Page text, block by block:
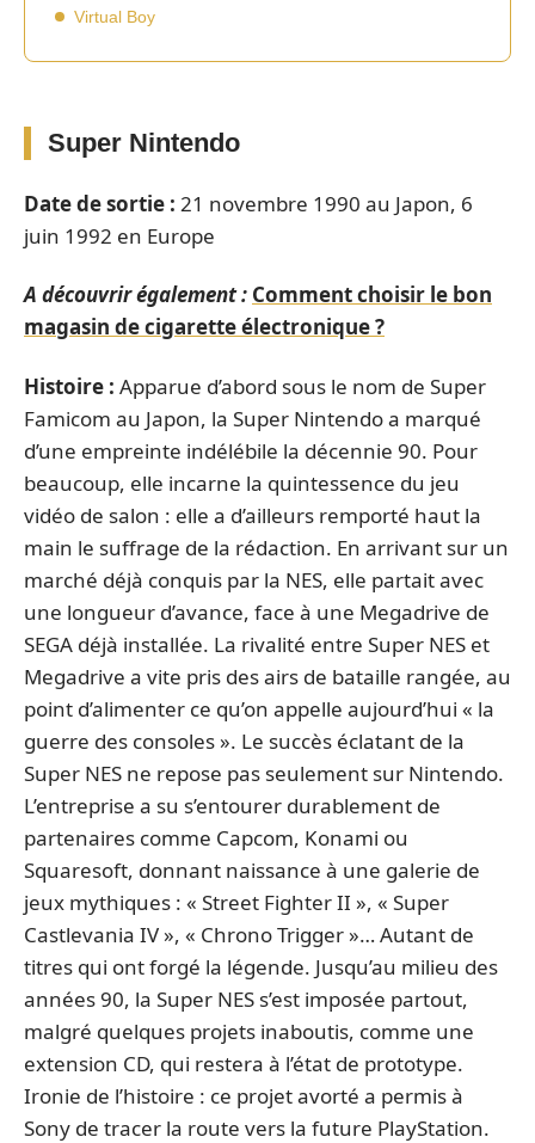
Virtual Boy
Super Nintendo
Date de sortie : 21 novembre 1990 au Japon, 6
juin 1992 en Europe
A découvrir également : Comment choisir le bon
magasin de cigarette électronique ?
Histoire : Apparue d’abord sous le nom de Super
Famicom au Japon, la Super Nintendo a marqué
d’une empreinte indélébile la décennie 90. Pour
beaucoup, elle incarne la quintessence du jeu
vidéo de salon : elle a d’ailleurs remporté haut la
main le suffrage de la rédaction. En arrivant sur un
marché déjà conquis par la NES, elle partait avec
une longueur d’avance, face à une Megadrive de
SEGA déjà installée. La rivalité entre Super NES et
Megadrive a vite pris des airs de bataille rangée, au
point d’alimenter ce qu’on appelle aujourd’hui « la
guerre des consoles ». Le succès éclatant de la
Super NES ne repose pas seulement sur Nintendo.
L’entreprise a su s’entourer durablement de
partenaires comme Capcom, Konami ou
Squaresoft, donnant naissance à une galerie de
jeux mythiques : « Street Fighter II », « Super
Castlevania IV », « Chrono Trigger »… Autant de
titres qui ont forgé la légende. Jusqu’au milieu des
années 90, la Super NES s’est imposée partout,
malgré quelques projets inaboutis, comme une
extension CD, qui restera à l’état de prototype.
Ironie de l’histoire : ce projet avorté a permis à
Sony de tracer la route vers la future PlayStation.